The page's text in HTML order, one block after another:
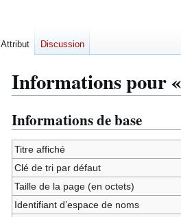
Informations pour
Aller
à
la
navigation
Aller
à
la
recherche
Informations de base
Titre affiché
Clé de tri par défaut
Taille de la page (en octets)
Identifiant dʼespace de noms
Attribut Discussion